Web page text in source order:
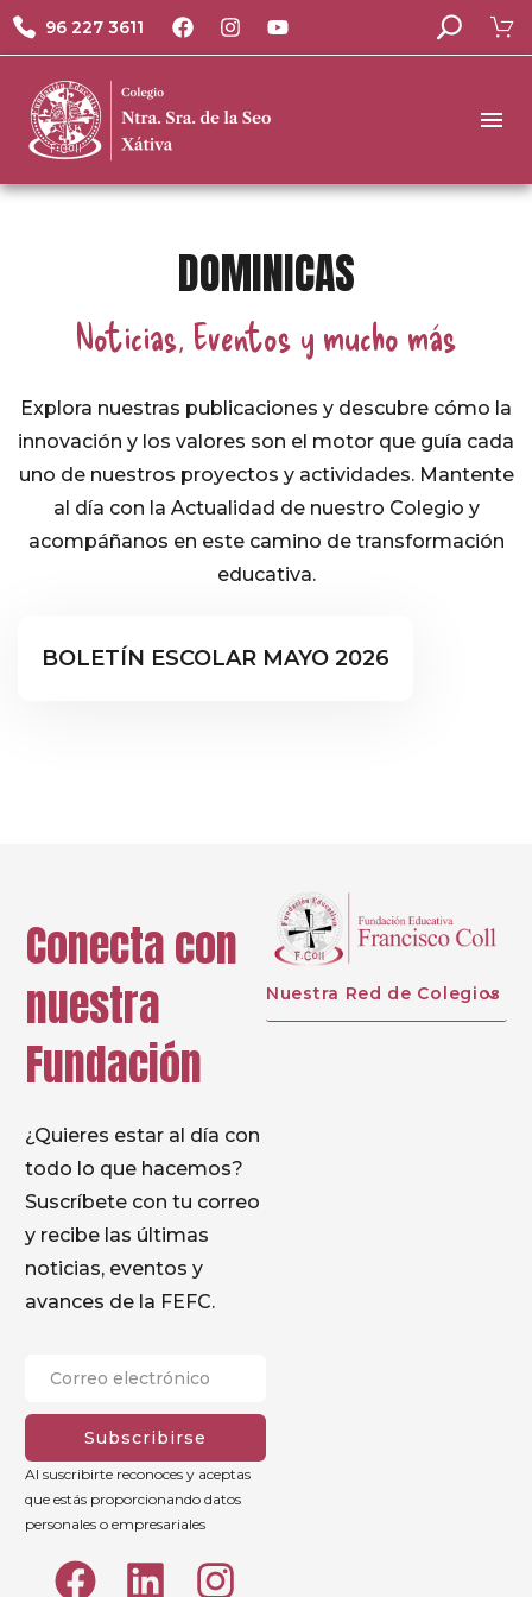
96 227 3611
DOMINICAS
Noticias, Eventos y mucho más
Explora nuestras publicaciones y descubre cómo la
innovación y los valores son el motor que guía cada
uno de nuestros proyectos y actividades. Mantente
al día con la Actualidad de nuestro Colegio y
acompáñanos en este camino de transformación
educativa.
BOLETÍN ESCOLAR MAYO 2026
Conecta con
nuestra
Fundación
¿Quieres estar al día con
todo lo que hacemos?
Suscríbete con tu correo
y recibe las últimas
noticias, eventos y
avances de la FEFC.
Subscribirse
Al suscribirte reconoces y aceptas
que estás proporcionando datos
personales o empresariales
Nuestra Red de Colegios